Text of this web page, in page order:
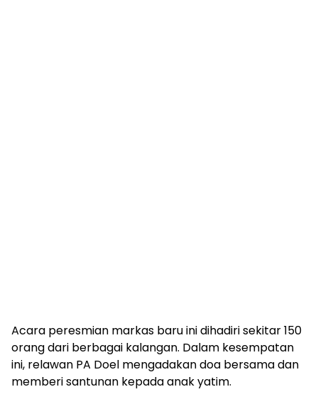
Acara peresmian markas baru ini dihadiri sekitar 150
orang dari berbagai kalangan. Dalam kesempatan
ini, relawan PA Doel mengadakan doa bersama dan
memberi santunan kepada anak yatim.